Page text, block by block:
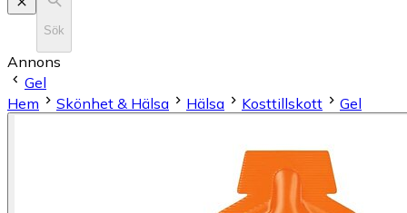
Sök
Annons
Gel
Hem
Skönhet & Hälsa Hälsa Kosttillskott Gel